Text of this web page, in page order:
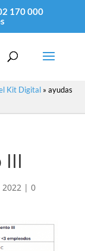
170 000
Kit Digital » ayudas
2022| 0